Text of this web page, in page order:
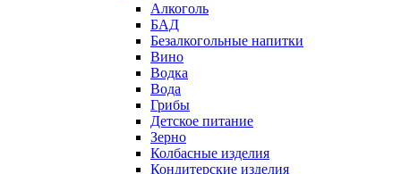
Алкоголь
БАД
Безалкогольные напитки
Вино
Водка
Вода
Грибы
Детское питание
Зерно
Колбасные изделия
Кондитерские изделия